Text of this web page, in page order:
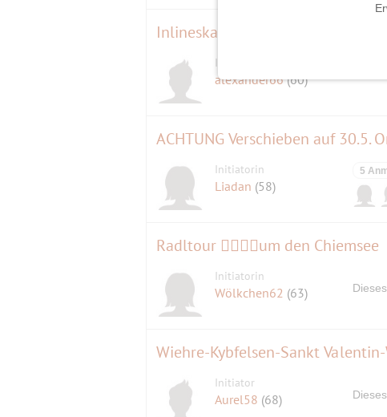
Inlineskating in Neubiberg 15÷30
Initiator
alexander66(60)
ACHTUNG Verschieben auf 30.5.
Initiatorin
Liadan (58)
5
Radltour 🚴‍♀️🚴‍♂️um den Chiemsee
Initiatorin
Wölkchen62 (63)
Wiehre-Kybfelsen-Sankt
Initiator
Aurel58 (68)